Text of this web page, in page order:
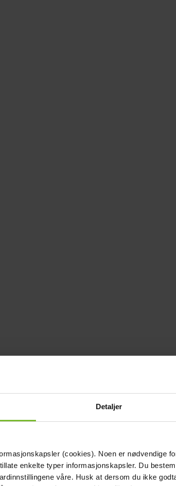
Detaljer
(cookies). Noen er nødvendige
enkelte typer informasjonskapsler. Du
våre. Husk at dersom du ikke